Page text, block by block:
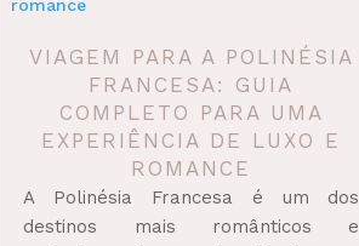
VIAGEM PARA A POLINÉSIA
FRANCESA: GUIA
COMPLETO PARA UMA
EXPERIÊNCIA DE LUXO E
ROMANCE
A Polinésia Francesa é um dos
destinos mais românticos e